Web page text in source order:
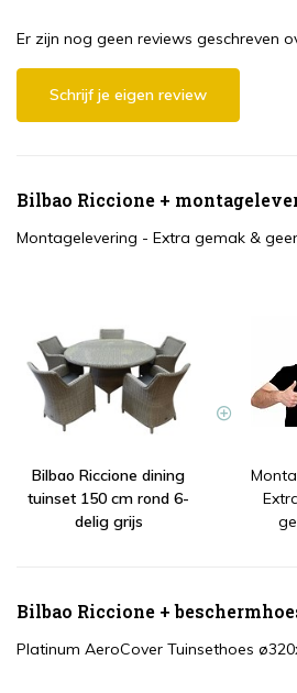
Er zijn nog geen reviews geschreven
Schrijf je eigen review
Bilbao Riccione +
Montagelevering - Extra gemak &
Bilbao Riccione dining
tuinset 150 cm rond 6-
delig grijs
Bilbao Riccione +
Platinum AeroCover Tuinsethoes